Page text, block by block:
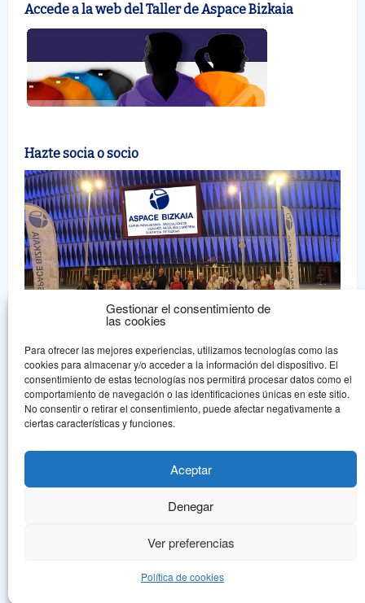
Gestionar el consentimiento de
las cookies
Para ofrecer las mejores experiencias, utilizamos tecnologías como las
cookies para almacenar y/o acceder a la información del dispositivo. El
consentimiento de estas tecnologías nos permitirá procesar datos como el
comportamiento de navegación o las identificaciones únicas en este sitio.
No consentir o retirar el consentimiento, puede afectar negativamente a
ciertas características y funciones.
Aceptar
Denegar
Ver preferencias
Política de cookies
Accede a la web del Taller de Aspace Bizkaia
Hazte socia o socio
Aspace Bizkaia
Aspace Bizkaia es una asociación sin ánimo de lucro declarada de
Utilidad Pública que nace en 1.978, en un intento de dar una
respuesta asociativa a la problemática de la parálisis cerebral.